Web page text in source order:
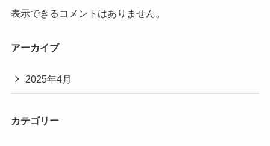
表示できるコメントはありません。
アーカイブ
2025年4月
カテゴリー